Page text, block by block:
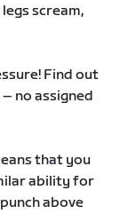
scream,
Find out
no assigned
that you
ability for
above